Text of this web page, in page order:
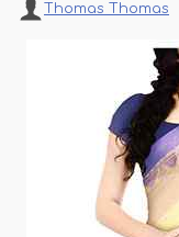
Thomas Thomas